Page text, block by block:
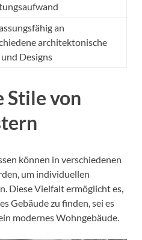
an
architektonische
Designs
Stile von
können in verschiedenen
um individuellen
Diese Vielfalt ermöglicht es,
Gebäude zu finden, sei es
modernes Wohngebäude.